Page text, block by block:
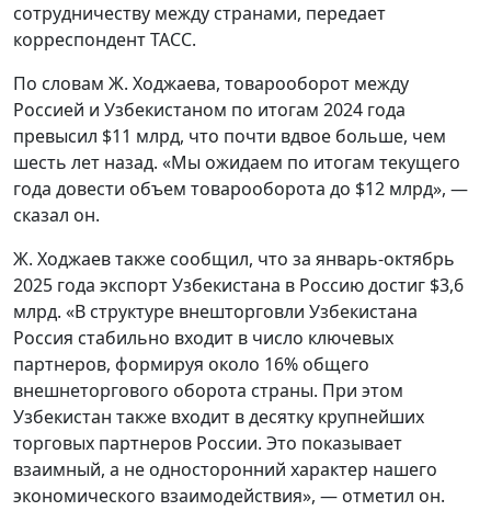
сотрудничеству между странами, передает
корреспондент ТАСС.
По словам Ж. Ходжаева, товарооборот между
Россией и Узбекистаном по итогам 2024 года
превысил $11 млрд, что почти вдвое больше, чем
шесть лет назад. «Мы ожидаем по итогам текущего
года довести объем товарооборота до $12 млрд», —
сказал он.
Ж. Ходжаев также сообщил, что за январь-октябрь
2025 года экспорт Узбекистана в Россию достиг $3,6
млрд. «В структуре внешторговли Узбекистана
Россия стабильно входит в число ключевых
партнеров, формируя около 16% общего
внешнеторгового оборота страны. При этом
Узбекистан также входит в десятку крупнейших
торговых партнеров России. Это показывает
взаимный, а не односторонний характер нашего
экономического взаимодействия», — отметил он.